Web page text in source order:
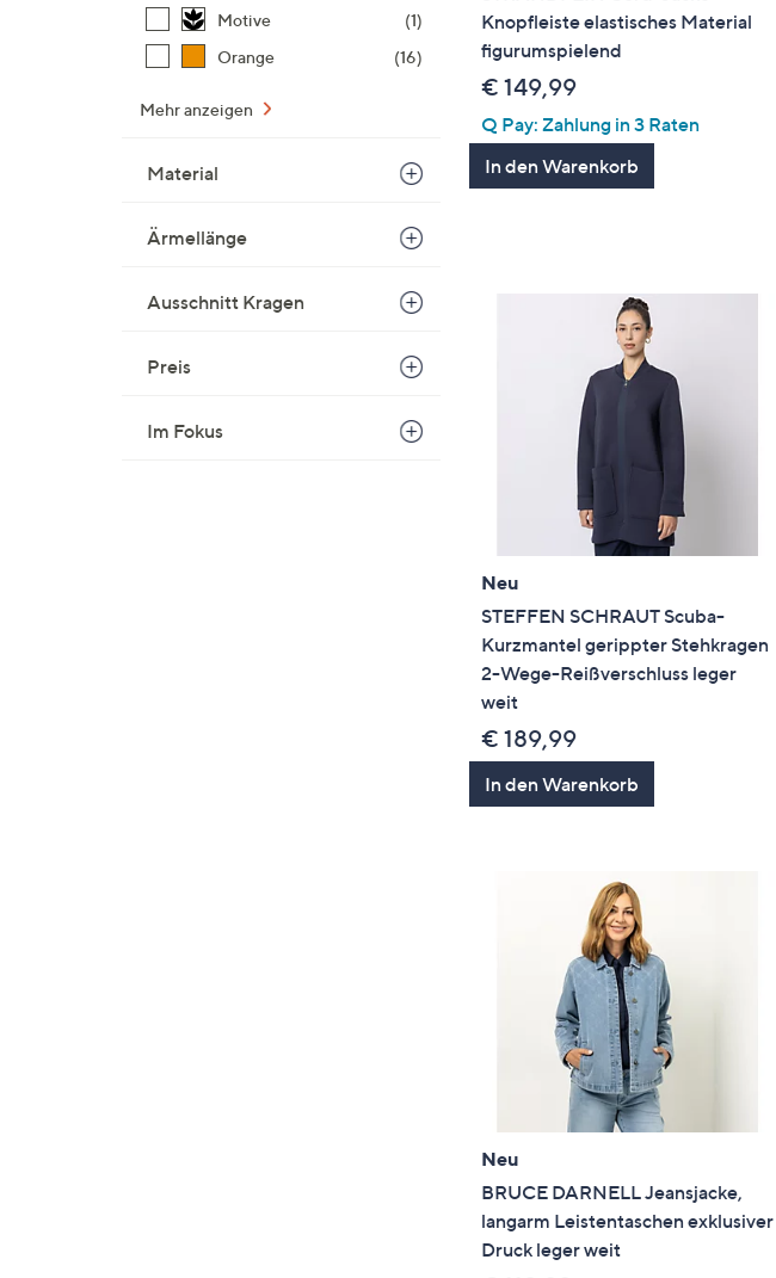
Motive
(1)
Orange
(16)
Mehr anzeigen
Material
Ärmellänge
Ausschnitt Kragen
Preis
Im Fokus
Knopfleiste elastisches Material
figurumspielend
€ 149,99
Q Pay: Zahlung in 3 Raten
In den Warenkorb
Neu
STEFFEN SCHRAUT Scuba-
Kurzmantel gerippter Stehkragen
2-Wege-Reißverschluss leger
weit
€ 189,99
In den Warenkorb
Neu
BRUCE DARNELL Jeansjacke,
langarm Leistentaschen exklusiver
Druck leger weit